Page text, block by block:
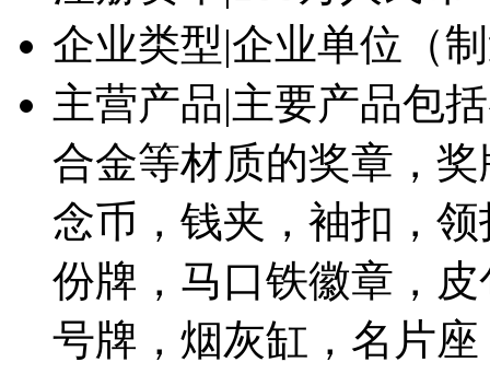
企业类型|企业单位（
主营产品|主要产品包
合金等材质的奖章，
念币，钱夹，袖扣，
份牌，马口铁徽章，
号牌，烟灰缸，名片